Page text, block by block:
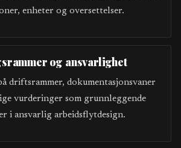
enheter og oversettelser.
og ansvarlighet
driftsrammer, dokumentasjonsvaner
vurderinger som grunnleggende
i ansvarlig arbeidsflytdesign.